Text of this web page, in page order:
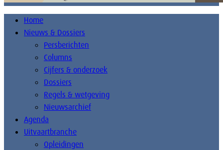
Home
Nieuws & Dossiers
Persberichten
Columns
Cijfers & onderzoek
Dossiers
Regels & wetgeving
Nieuwsarchief
Agenda
Uitvaartbranche
Opleidingen